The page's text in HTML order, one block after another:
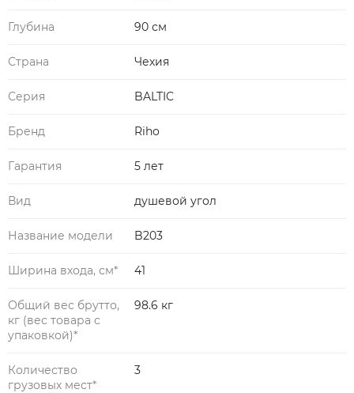
Глубина 90 см
Страна Чехия
Серия BALTIC
Бренд Riho
Гарантия 5 лет
Вид душевой угол
Название модели B203
Ширина входа, см* 41
Общий вес брутто,
кг (вес товара с
упаковкой)*
98.6 кг
Количество
грузовых мест*
3